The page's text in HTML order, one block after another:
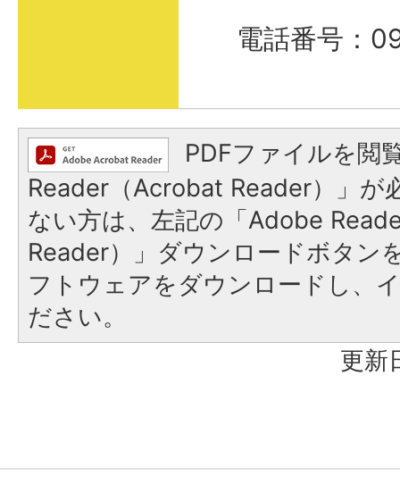
電話番号：
PDFファイルを閲
Reader（Acrobat Reader）」が
ない方は、左記の「Adobe
Reader）」ダウンロードボタン
フトウェアをダウンロードし、
ださい。
更新